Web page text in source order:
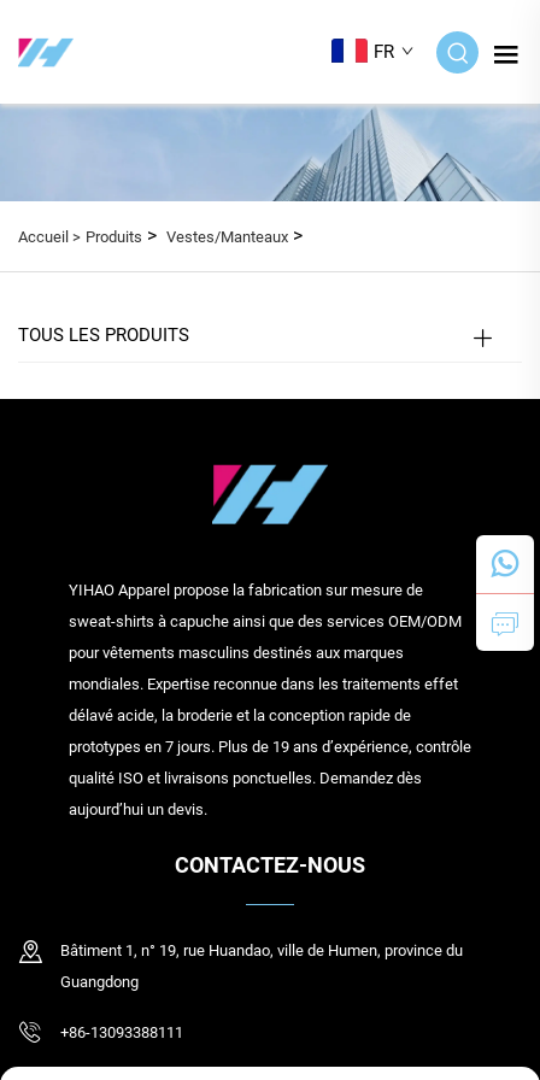
FR
Accueil > Produits > Vestes/Manteaux >
TOUS LES PRODUITS
YIHAO Apparel propose la fabrication sur mesure de
sweat-shirts à capuche ainsi que des services OEM/ODM
pour vêtements masculins destinés aux marques
mondiales. Expertise reconnue dans les traitements effet
délavé acide, la broderie et la conception rapide de
prototypes en 7 jours. Plus de 19 ans d’expérience, contrôle
qualité ISO et livraisons ponctuelles. Demandez dès
aujourd’hui un devis.
CONTACTEZ-NOUS
Bâtiment 1, n° 19, rue Huandao, ville de Humen, province du
Guangdong
+86-13093388111